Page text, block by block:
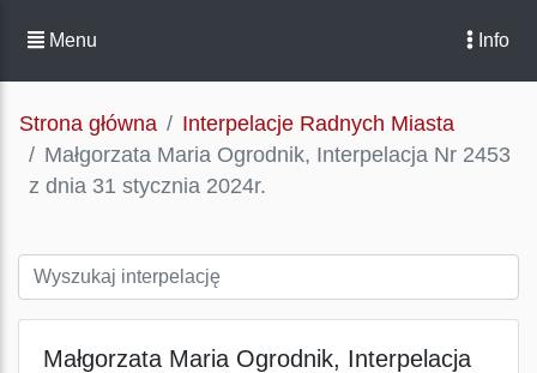
Menu Info
Strona główna
Interpelacje Radnych Miasta
Małgorzata Maria Ogrodnik, Interpelacja Nr 2453
z dnia 31 stycznia 2024r.
Małgorzata Maria Ogrodnik, Interpelacja